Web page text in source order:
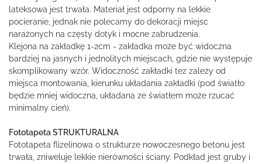
lateksowa jest trwała. Materiał jest odporny na lekkie
pocieranie, jednak nie polecamy do dekoracji miejsc
narażonych na częsty dotyk i mocne zabrudzenia.
Klejona na zakładkę 1-2cm - zakładka może być widoczna
bardziej na jasnych i jednolitych miejscach, gdzie nie występuje
skomplikowany wzór. Widoczność zakładki tez zależy od
miejsca montowania, kierunku układania zakładki (pod światło
będzie mniej widoczna, układana ze światłem może rzucać
minimalny cień).
Fototapeta STRUKTURALNA
Fototapeta flizelinowa o strukturze nowoczesnego betonu jest
trwała, zniweluje lekkie nierówności ściany. Podkład jest gruby i